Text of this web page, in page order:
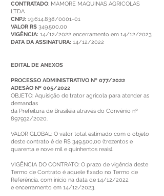
CONTRATADO: MAMORE MAQUINAS AGRICOLAS
LTDA
CNPJ: 19.614.838/0001-01
VALOR R$ 349.500,00
VIGÊNCIA: 14/12/2022 encerramento em 14/12/2023
DATA DA ASSINATURA: 14/12/2022
EDITAL DE ANEXOS
PROCESSO ADMINISTRATIVO Nº 077/2022
ADESÃO Nº 005/2022
OBJETO: Aquisição de trator agrícola para atender as
demandas
da Prefeitura de Brasiléia através do Convênio nº
897932/2020.
VALOR GLOBAL: O valor total estimado com o objeto
deste contrato é de R$ 349.500,00 (trezentos e
quarenta e nove mil e quinhentos reais).
VIGÊNCIA DO CONTRATO: O prazo de vigência deste
Termo de Contrato é aquele fixado no Termo de
Referência, com início na data de 14/12/2022
e encerramento em 14/12/2023.